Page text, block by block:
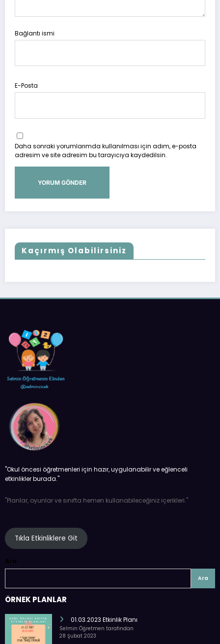
Bağlantı ismi
E-Posta
Daha sonraki yorumlarımda kullanılması için adım, e-posta
adresim ve site adresim bu tarayıcıya kaydedilsin.
Kaçırmış Olabilirsiniz
''Okul öncesi öğretmenleri için hazır, uygulanabilir ve eğlenceli
etkinlikler burada.''
''Planlar, oyunlar ve sınıfta hemen kullanabileceğiniz içerikleri.''
Tıkla Etkinliklere Git
Ara
Ara
ÖRNEK PLANLAR
01.03.2023 Etkinlik Planı
Selmin Öğretmen tarafından
28 Şubat 2023